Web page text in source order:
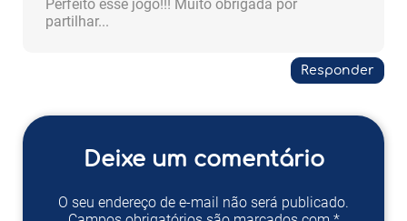
Perfeito esse jogo!!! Muito obrigada por
partilhar...
Responder
Deixe um comentário
O seu endereço de e-mail não será publicado.